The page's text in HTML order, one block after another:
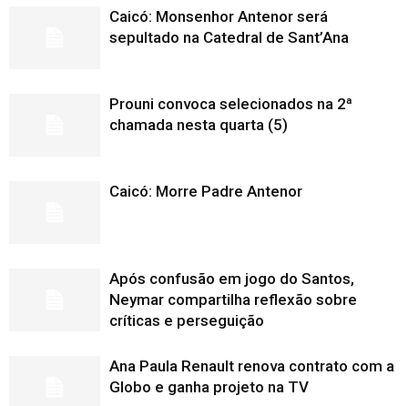
Caicó: Monsenhor Antenor será
sepultado na Catedral de Sant’Ana
Prouni convoca selecionados na 2ª
chamada nesta quarta (5)
Caicó: Morre Padre Antenor
Após confusão em jogo do Santos,
Neymar compartilha reflexão sobre
críticas e perseguição
Ana Paula Renault renova contrato com a
Globo e ganha projeto na TV